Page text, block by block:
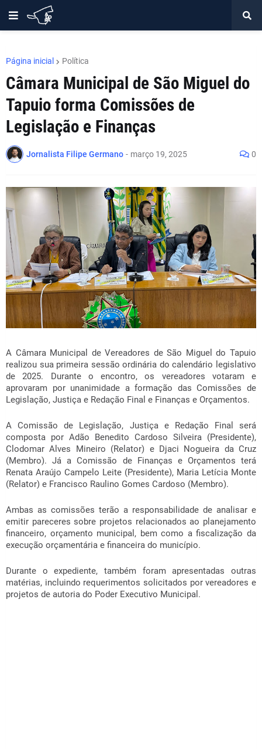
Página inicial Política
Câmara Municipal de São Miguel do
Tapuio forma Comissões de
Legislação e Finanças
Jornalista Filipe Germano - março 19, 2025 0
A Câmara Municipal de Vereadores de São Miguel do Tapuio
realizou sua primeira sessão ordinária do calendário legislativo
de 2025. Durante o encontro, os vereadores votaram e
aprovaram por unanimidade a formação das Comissões de
Legislação, Justiça e Redação Final e Finanças e Orçamentos.
A Comissão de Legislação, Justiça e Redação Final será
composta por Adão Benedito Cardoso Silveira (Presidente),
Clodomar Alves Mineiro (Relator) e Djaci Nogueira da Cruz
(Membro). Já a Comissão de Finanças e Orçamentos terá
Renata Araújo Campelo Leite (Presidente), Maria Letícia Monte
(Relator) e Francisco Raulino Gomes Cardoso (Membro).
Ambas as comissões terão a responsabilidade de analisar e
emitir pareceres sobre projetos relacionados ao planejamento
financeiro, orçamento municipal, bem como a fiscalização da
execução orçamentária e financeira do município.
Durante o expediente, também foram apresentadas outras
matérias, incluindo requerimentos solicitados por vereadores e
projetos de autoria do Poder Executivo Municipal.